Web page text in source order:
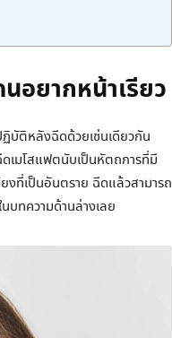
อยากหน้าเรียว
บัติหลังฉีดด้วยเช่นเดียวกัน
เมโสแฟตนับเป็นหัตถการที่มี
งที่เป็นอันตราย ฉีดแล้วสามารถ
บทความด้านล่างเลย